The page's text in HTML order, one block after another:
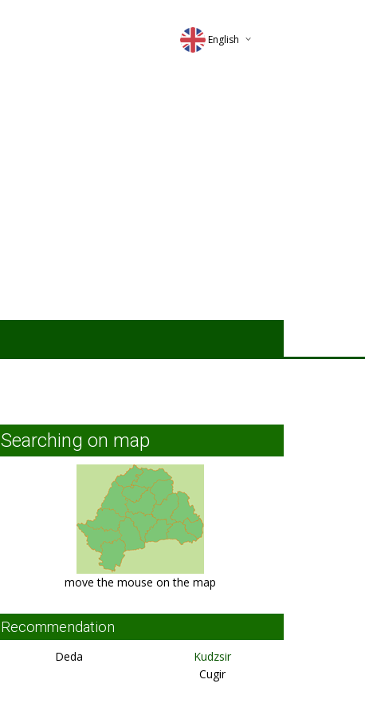
English
Searching on map
move the mouse on the map
Recommendation
Deda
Kudzsir
Cugir